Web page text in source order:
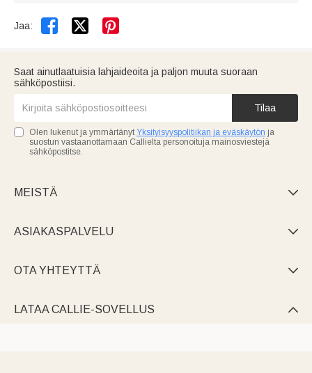
Jaa:  
Saat ainutlaatuisia lahjaideoita ja paljon muuta suoraan
sähköpostiisi.
Tilaa
Olen lukenut ja ymmärtänyt Yksityisyyspolitiikan ja eväskäytön ja
suostun vastaanottamaan Callielta personoituja mainosviestejä
sähköpostitse.
MEISTÄ 
ASIAKASPALVELU 
OTA YHTEYTTÄ 
LATAA CALLIE-SOVELLUS 